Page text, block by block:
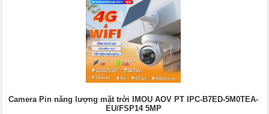
Camera Pin năng lượng mặt trời IMOU AOV PT IPC-B7ED-5M0TEA-
EU/FSP14 5MP